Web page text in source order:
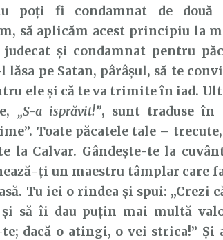
poți fi condamnat de două
să aplicăm acest principiu la
și condamnat pentru
lăsa pe Satan, pârâșul, să te
ele și că te va trimite în iad.
„S-a isprăvit!”, sunt traduse în
Toate păcatele tale –
la Calvar. Gândește-te la
ți un maestru tâmplar care
Tu iei o rindea și spui: „Crezi
să îi dau puțin mai multă
te; dacă o atingi, o vei strica!” Și